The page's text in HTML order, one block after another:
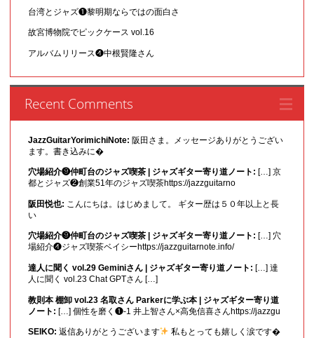
台湾とジャズ❶黎明期ならではの面白さ
故宮博物院でピックケース vol.16
アルバムリリース❹中根賢隆さん
Recent Comments
JazzGuitarYorimichiNote: 阪田さま。メッセージありがとうござい
ます。書き込みに�
穴場紹介❾仲町台のジャズ喫茶 | ジャズギター寄り道ノート: […] 京
都とジャズ❷創業51年のジャズ喫茶https://jazzguitarno
阪田悦也: こんにちは。はじめまして。 ギター歴は５０年以上と長
い
穴場紹介❾仲町台のジャズ喫茶 | ジャズギター寄り道ノート: […] 穴
場紹介❹ジャズ喫茶ベイシーhttps://jazzguitarnote.info/
達人に聞く vol.29 Geminiさん | ジャズギター寄り道ノート: […] 達
人に聞く vol.23 Chat GPTさん […]
教則本 棚卸 vol.23 名取さん Parkerに学ぶ本 | ジャズギター寄り道
ノート: […] 個性を磨く❶-1 井上智さん×高免信喜さんhttps://jazzgu
SEIKO: 返信ありがとうございます 私もとっても嬉しく涙です�